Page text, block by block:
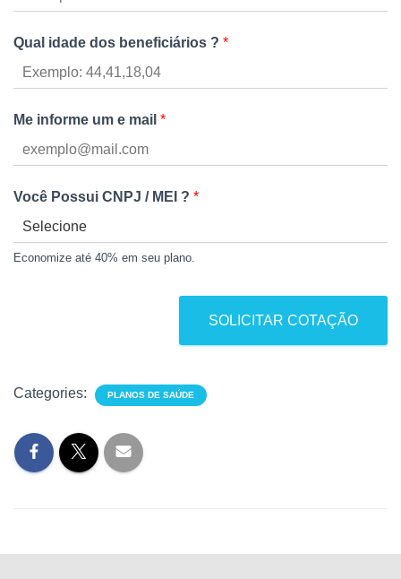
Qual idade dos beneficiários ? *
Me informe um e mail *
Você Possui CNPJ / MEI ? *
Economize até 40% em seu plano.
SOLICITAR COTAÇÃO
Categories: PLANOS DE SAÚDE